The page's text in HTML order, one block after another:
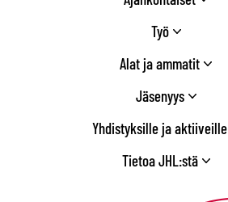
Työ
Alat ja ammatit
Jäsenyys
Yhdistyksille ja aktiiveille
Tietoa JHL:stä